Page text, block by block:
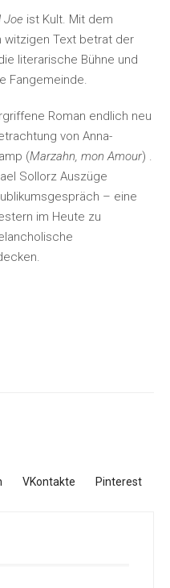
Joe ist Kult. Mit dem
witzigen Text betrat der
literarische Bühne und
Fangemeinde.
Roman endlich neu
von Anna-
(Marzahn, mon Amour) .
Sollorz Auszüge
– eine
im Heute zu
VKontakte
Pinterest